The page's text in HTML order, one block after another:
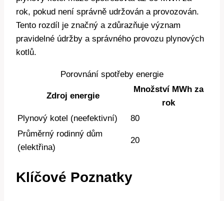
rok, pokud není správně udržován a provozován.
Tento rozdíl je značný a zdůrazňuje význam
pravidelné údržby a správného provozu plynových
kotlů.
Porovnání spotřeby energie
Zdroj energie
Množství MWh za
rok
Plynový kotel (neefektivní)
80
Průměrný rodinný dům
(elektřina)
20
Klíčové Poznatky